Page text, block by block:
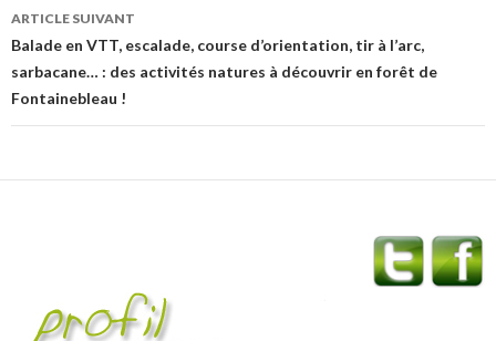
ARTICLE SUIVANT
Balade en VTT, escalade, course d’orientation, tir à l’arc,
sarbacane… : des activités natures à découvrir en forêt de
Fontainebleau !